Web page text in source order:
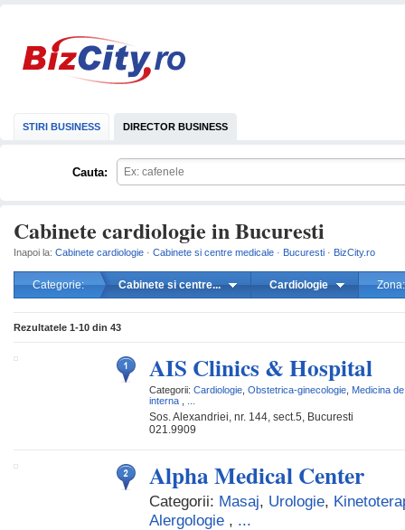
STIRI BUSINESS DIRECTOR BUSINESS
Cauta:
Cabinete cardiologie in Bucuresti
Inapoi la: Cabinete cardiologie · Cabinete si centre medicale · Bucuresti · BizCity.ro
Categorie: Cabinete si centre... Cardiologie Zona:
Rezultatele 1-10 din 43
AIS Clinics & Hospital
Categorii: Cardiologie Obstetrica-ginecologie Medicina
interna
Sos. Alexandriei, nr. 144, sect.5, Bucuresti
021.9909
Alpha Medical Center
Categorii: Masaj, Urologie,
Alergologie , ...